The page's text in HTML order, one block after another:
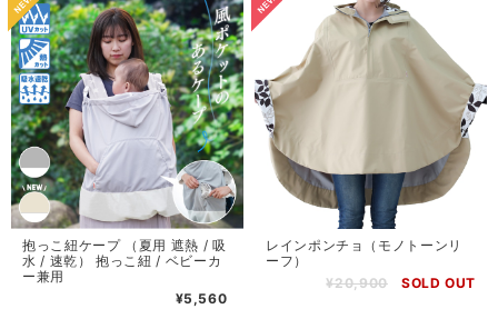
抱っこ紐ケープ （夏用 遮熱 / 吸
水 / 速乾） 抱っこ紐 / ベビーカ
ー兼用
¥5,560
レインポンチョ（モノトーンリ
ーフ）
¥20,900
SOLD OUT